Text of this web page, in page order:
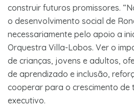
construir futuros promissores.
o desenvolvimento social de
necessariamente pelo apoio a
Orquestra Villa-Lobos. Ver o
de crianças, jovens e adultos,
de aprendizado e inclusão,
cooperar para o crescimento de
executivo.